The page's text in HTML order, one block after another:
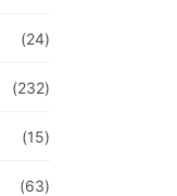
(24)
(232)
(15)
(63)